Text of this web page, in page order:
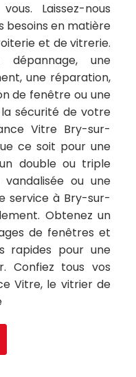
Laissez-nous
besoins en matière
et de vitrerie.
une
une réparation,
de fenêtre ou une
sécurité de votre
Vitre Bry-sur-
ce soit pour une
double ou triple
ou une
service à Bry-sur-
Obtenez un
de fenêtres et
rapides pour une
Confiez tous vos
Vitre, le vitrier de